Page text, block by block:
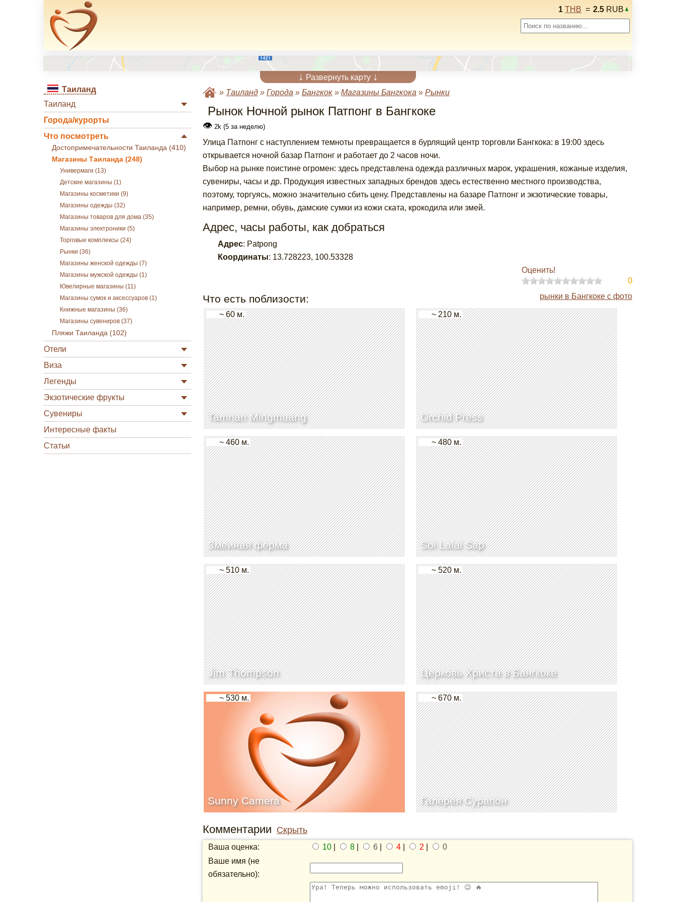
1 THB = 2.5 RUB
↓ Развернуть карту ↓
Таиланд
Таиланд
Города/курорты
Что посмотреть
Достопримечательности Таиланда (410)
Магазины Таиланда (248)
Универмаги (13)
Детские магазины (1)
Магазины косметики (9)
Магазины одежды (32)
Магазины товаров для дома (35)
Магазины электроники (5)
Торговые комплексы (24)
Рынки (36)
Магазины женской одежды (7)
Магазины мужской одежды (1)
Ювелирные магазины (11)
Магазины сумок и аксессуаров (1)
Книжные магазины (36)
Магазины сувениров (37)
Пляжи Таиланда (102)
Отели
Виза
Легенды
Экзотические фрукты
Сувениры
Интересные факты
Статьи
» Таиланд» Города » Бангкок» Магазины Бангкока » Рынки
Рынок Ночной рынок Патпонг в Бангкоке
👁2k (5 за неделю)
Улица Патпонг с наступлением темноты превращается в бурлящий центр торговли Бангкока: в 19:00 здесь
открывается ночной базар Патпонг и работает до 2 часов ночи.
Выбор на рынке поистине огромен: здесь представлена одежда различных марок, украшения, кожаные изделия,
сувениры, часы и др. Продукция известных западных брендов здесь естественно местного производства,
поэтому, торгуясь, можно значительно сбить цену. Представлены на базаре Патпонг и экзотические товары,
например, ремни, обувь, дамские сумки из кожи ската, крокодила или змей.
Адрес, часы работы, как добраться
Адрес: Patpong
Координаты: 13.728223, 100.53328
Оценить!
0
Что есть поблизости: рынки в Бангкоке с фото
Tamnan Mingmuang
~ 60 м.
Orchid Press
~ 210 м.
Змеиная ферма
~ 460 м.
Soi Lalai Sap
~ 480 м.
Jim Thompson
~ 510 м.
Церковь Христа в Бангкоке
~ 520 м.
Sunny Camera
~ 530 м.
Галерея Сурапон
~ 670 м.
Комментарии Скрыть
Ваша оценка: 10| 8| 6| 4| 2
0
Ваше имя (не
обязательно):